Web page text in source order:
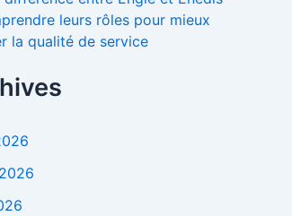
leurs rôles pour mieux
la qualité de service